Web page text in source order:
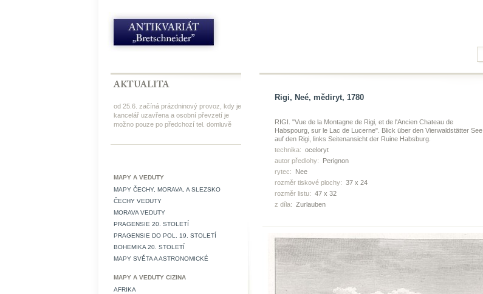
od 25.6. začíná prázdninový provoz, kdy je
kancelář uzavřena a osobní převzetí je
možno pouze po předchozí tel. domluvě
MAPY A VEDUTY
MAPY ČECHY, MORAVA, A SLEZSKO
ČECHY VEDUTY
MORAVA VEDUTY
PRAGENSIE 20. STOLETÍ
PRAGENSIE DO POL. 19. STOLETÍ
BOHEMIKA 20. STOLETÍ
MAPY SVĚTA A ASTRONOMICKÉ
MAPY A VEDUTY CIZINA
AFRIKA
Rigi, Neé, mědiryt, 1780
RIGI. "Vue de la Montagne de Rigi, et de l'Ancien Chateau de
Habspourg, sur le Lac de Lucerne". Blick über den Vierwaldstätter See
auf den Rigi, links Seitenansicht der Ruine Habsburg.
technika: oceloryt
autor předlohy:
Perignon
rytec:
Nee
rozměr tiskové plochy: 37 x 24
rozměr listu: 47 x 32
z díla: Zurlauben